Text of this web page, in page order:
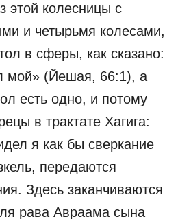
этой колесницы с
и четырьмя колесами,
в сферы, как сказано:
мой» (Йешая, 66:1), а
есть одно, и потому
в трактате Хагига:
я как бы сверкание
передаются
Здесь заканчиваются
рава Авраама сына